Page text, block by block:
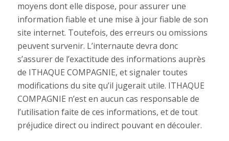
moyens dont elle dispose, pour assurer une
information fiable et une mise à jour fiable de son
site internet. Toutefois, des erreurs ou omissions
peuvent survenir. L’internaute devra donc
s’assurer de l’exactitude des informations auprès
de ITHAQUE COMPAGNIE, et signaler toutes
modifications du site qu’il jugerait utile. ITHAQUE
COMPAGNIE n’est en aucun cas responsable de
l’utilisation faite de ces informations, et de tout
préjudice direct ou indirect pouvant en découler.